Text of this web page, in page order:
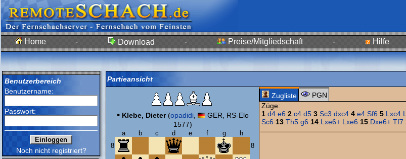
Home - Download - Preise/Mitgliedschaft - Hilfe
Benutzerbereich
Benutzername:
Passwort:
Noch nicht registriert?
Partieansicht
• Klebe, Dieter(opadidi,
GER, RS-Elo
1577)
a b c d e f g
h
8
8
Zugliste
PGN
Züge:
1 d4 e6 2 c4 d5 3 Sc3 dxc4 4 e4 Sf6 5 Lxc4
Sc6 13 Th5 g6 14 Lxe6+ Lxe6 15 Dxe6+ Tf7